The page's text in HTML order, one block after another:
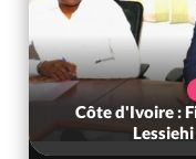
Côte d'Ivoire :